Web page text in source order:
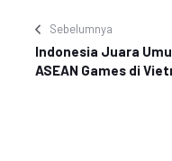
Sebelumnya
Indonesia Juara
ASEAN Games di